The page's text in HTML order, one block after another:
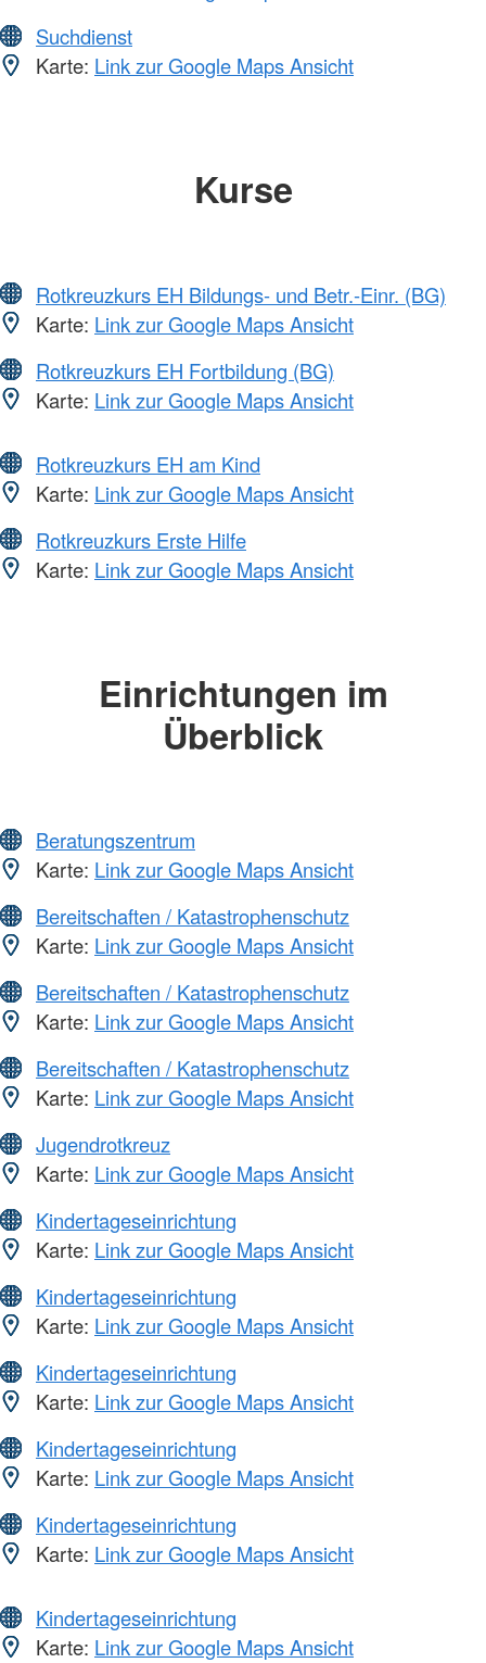
Suchdienst
Karte: Link zur Google Maps Ansicht
Kurse
Rotkreuzkurs EH Bildungs- und Betr.-Einr. (BG)
Karte: Link zur Google Maps Ansicht
Rotkreuzkurs EH Fortbildung (BG)
Karte: Link zur Google Maps Ansicht
Rotkreuzkurs EH am Kind
Karte: Link zur Google Maps Ansicht
Rotkreuzkurs Erste Hilfe
Karte: Link zur Google Maps Ansicht
Einrichtungen im
Überblick
Beratungszentrum
Karte: Link zur Google Maps Ansicht
Bereitschaften / Katastrophenschutz
Karte: Link zur Google Maps Ansicht
Bereitschaften / Katastrophenschutz
Karte: Link zur Google Maps Ansicht
Bereitschaften / Katastrophenschutz
Karte: Link zur Google Maps Ansicht
Jugendrotkreuz
Karte: Link zur Google Maps Ansicht
Kindertageseinrichtung
Karte: Link zur Google Maps Ansicht
Kindertageseinrichtung
Karte: Link zur Google Maps Ansicht
Kindertageseinrichtung
Karte: Link zur Google Maps Ansicht
Kindertageseinrichtung
Karte: Link zur Google Maps Ansicht
Kindertageseinrichtung
Karte: Link zur Google Maps Ansicht
Kindertageseinrichtung
Karte: Link zur Google Maps Ansicht